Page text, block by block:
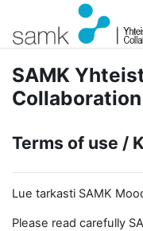
Siirry pääsisältöön
SAMK
Terms of use /
Lue tarkasti SAMK
Please read carefully